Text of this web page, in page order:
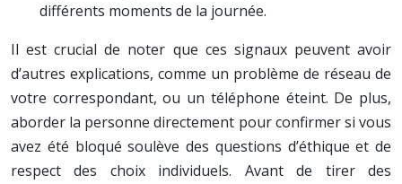
différents moments de la journée.
Il est crucial de noter que ces signaux peuvent avoir
d’autres explications, comme un problème de réseau de
votre correspondant, ou un téléphone éteint. De plus,
aborder la personne directement pour confirmer si vous
avez été bloqué soulève des questions d’éthique et de
respect des choix individuels. Avant de tirer des